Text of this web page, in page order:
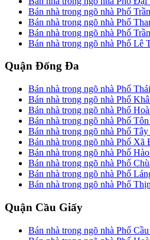
Bán nhà trong ngõ nhà Phố
Bán nhà trong ngõ nhà Phố
Bán nhà trong ngõ nhà Phố
Bán nhà trong ngõ nhà Phố Lê
Quận Đống Đa
Bán nhà trong ngõ nhà Phố
Bán nhà trong ngõ nhà Phố
Bán nhà trong ngõ nhà Phố
Bán nhà trong ngõ nhà Phố
Bán nhà trong ngõ nhà Phố Tây
Bán nhà trong ngõ nhà Phố Xã
Bán nhà trong ngõ nhà Phố
Bán nhà trong ngõ nhà Phố
Bán nhà trong ngõ nhà Phố
Bán nhà trong ngõ nhà Phố
Quận Cầu Giấy
Bán nhà trong ngõ nhà Phố